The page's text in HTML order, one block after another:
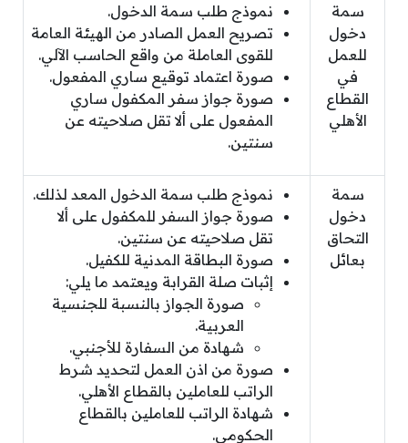
سمة
دخول
للعمل
في
القطاع
الأهلي
نموذج طلب سمة الدخول.
تصريح العمل الصادر من الهيئة العامة
للقوى العاملة من واقع الحاسب الآلي.
صورة اعتماد توقيع ساري المفعول.
صورة جواز سفر المكفول ساري
المفعول على ألا تقل صلاحيته عن
سنتين.
سمة
دخول
التحاق
بعائل
نموذج طلب سمة الدخول المعد لذلك.
صورة جواز السفر للمكفول على ألا
تقل صلاحيته عن سنتين.
صورة البطاقة المدنية للكفيل.
إثبات صلة القرابة ويعتمد ما يلي:
صورة الجواز بالنسبة للجنسية
العربية.
شهادة من السفارة للأجنبي.
صورة من اذن العمل لتحديد شرط
الراتب للعاملين بالقطاع الأهلي.
شهادة الراتب للعاملين بالقطاع
الحكومي.